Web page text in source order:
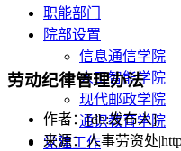
职能部门
院部设置
信息通信学院
人工智能学院
现代邮政学院
通识教育学院
党建工作
劳动纪律管理办法
作者：[db:发布人]
来源：人事劳资处